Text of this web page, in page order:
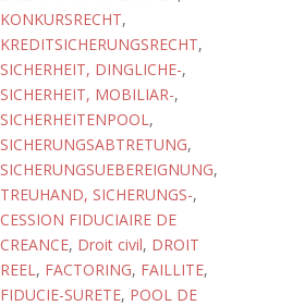
KONKURSRECHT,
KREDITSICHERUNGSRECHT,
SICHERHEIT, DINGLICHE-,
SICHERHEIT, MOBILIAR-,
SICHERHEITENPOOL,
SICHERUNGSABTRETUNG,
SICHERUNGSUEBEREIGNUNG,
TREUHAND, SICHERUNGS-,
CESSION FIDUCIAIRE DE
CREANCE, Droit civil, DROIT
REEL, FACTORING, FAILLITE,
FIDUCIE-SURETE, POOL DE